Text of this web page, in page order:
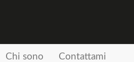
Chi sono Contattami